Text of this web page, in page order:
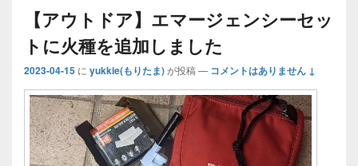
【アウトドア】エマージェンシーセッ
トに火種を追加しました
2023-04-15 に yukkie(もりたま)が投稿 — コメントはありません ↓